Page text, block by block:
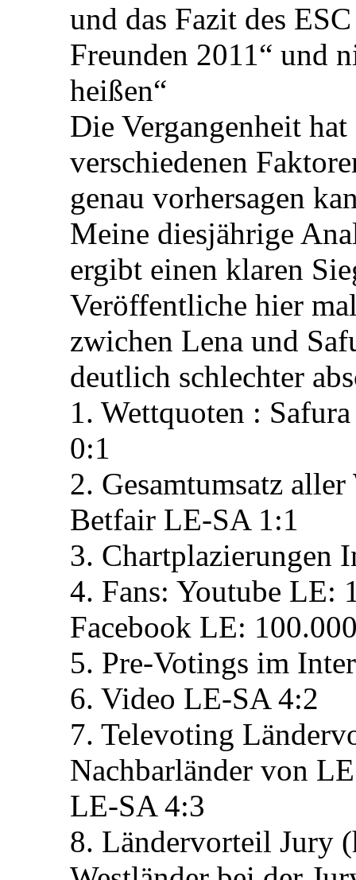
und das Fazit des
Freunden 2011“ und
heißen“
Die Vergangenheit
verschiedenen
genau vorhersagen
Meine diesjährige
ergibt einen klaren
Veröffentliche hier
zwichen Lena und
deutlich schlechter
1. Wettquoten :
0:1
2. Gesamtumsatz
Betfair LE-SA 1:1
3. Chartplazierungen
4. Fans: Youtube LE:
Facebook LE:
5. Pre-Votings im
6. Video LE-SA 4:2
7. Televoting
Nachbarländer von
LE-SA 4:3
8. Ländervorteil Jury